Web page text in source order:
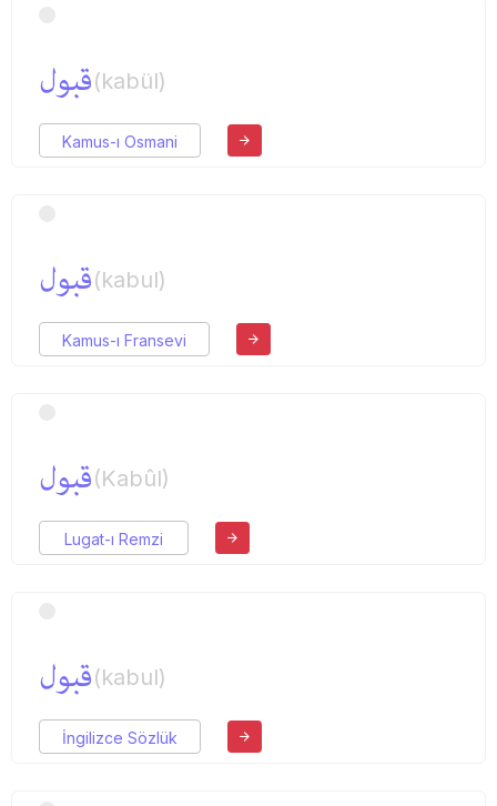
قبول(kabül)
Kamus-ı Osmani
قبول(kabul)
Kamus-ı Fransevi
قبول(Kabûl)
Lugat-ı Remzi
قبول(kabul)
İngilizce Sözlük